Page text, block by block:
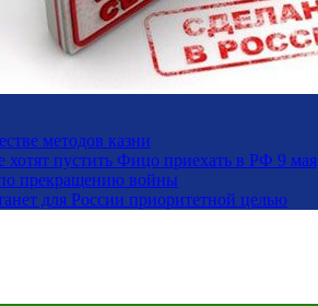
методов казни
пустить Фицо приехать в РФ 9 мая
по прекращению войны
для России приоритетной целью